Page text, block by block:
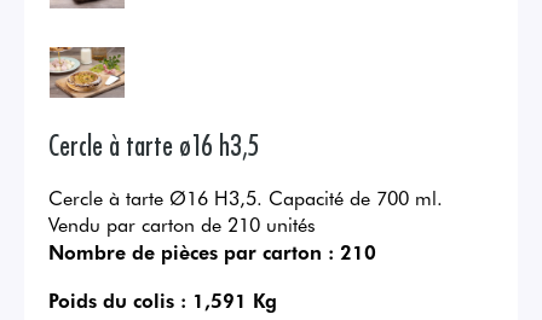
Cercle à tarte ø16 h3,5
Cercle à tarte Ø16 H3,5. Capacité de 700 ml.
Vendu par carton de 210 unités
Nombre de pièces par carton : 210
Poids du colis : 1,591 Kg